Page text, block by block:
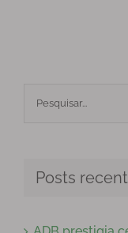
Buscar
Posts